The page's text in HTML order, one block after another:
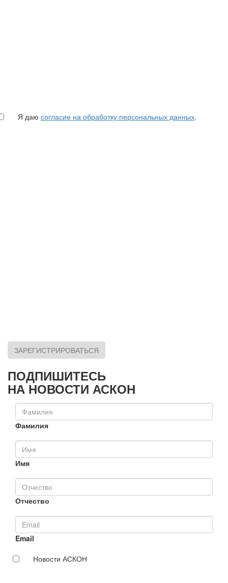
Я даю согласие на обработку персональных данных.
ЗАРЕГИСТРИРОВАТЬСЯ
ПОДПИШИТЕСЬ
НА НОВОСТИ АСКОН
Фамилия
Имя
Отчество
Email
Новости АСКОН